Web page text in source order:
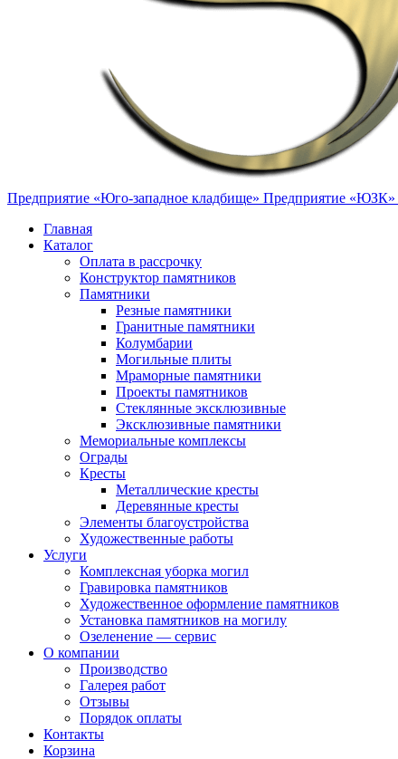
Предприятие «Юго-западное кладбище» Предприятие «ЮЗК»
Главная
Каталог
Оплата в рассрочку
Конструктор памятников
Памятники
Резные памятники
Гранитные памятники
Колумбарии
Могильные плиты
Мраморные памятники
Проекты памятников
Стеклянные эксклюзивные
Эксклюзивные памятники
Мемориальные комплексы
Ограды
Кресты
Металлические кресты
Деревянные кресты
Элементы благоустройства
Художественные работы
Услуги
Комплексная уборка могил
Гравировка памятников
Художественное оформление памятников
Установка памятников на могилу
Озеленение — сервис
О компании
Производство
Галерея работ
Отзывы
Порядок оплаты
Контакты
Корзина